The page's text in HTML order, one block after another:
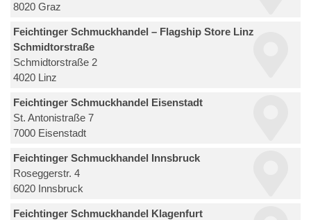
8020 Graz
Feichtinger Schmuckhandel – Flagship Store Linz
Schmidtorstraße
Schmidtorstraße 2
4020 Linz
Feichtinger Schmuckhandel Eisenstadt
St. Antonistraße 7
7000 Eisenstadt
Feichtinger Schmuckhandel Innsbruck
Roseggerstr. 4
6020 Innsbruck
Feichtinger Schmuckhandel Klagenfurt